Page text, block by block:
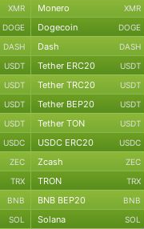
XMR Monero XMR
DOGE Dogecoin DOGE
DASH Dash DASH
USDT Tether ERC20 USDT
USDT Tether TRC20 USDT
USDT Tether BEP20 USDT
USDT Tether TON USDT
USDC USDC ERC20 USDC
ZEC Zcash ZEC
TRX TRON TRX
BNB BNB BEP20 BNB
SOL Solana SOL